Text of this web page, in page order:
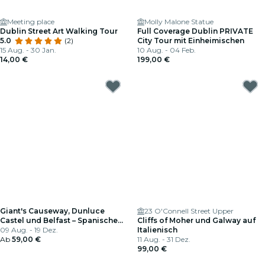
Meeting place
Dublin Street Art Walking Tour
5.0
(2)
15 Aug. - 30 Jan.
14,00 €
Molly Malone Statue
Full Coverage Dublin PRIVATE
City Tour mit Einheimischen
10 Aug. - 04 Feb.
199,00 €
Giant's Causeway, Dunluce
Castel und Belfast – Spanische
Anleitung
09 Aug. - 19 Dez.
Ab 59,00 €
23 O'Connell Street Upper
Cliffs of Moher und Galway auf
Italienisch
11 Aug. - 31 Dez.
99,00 €